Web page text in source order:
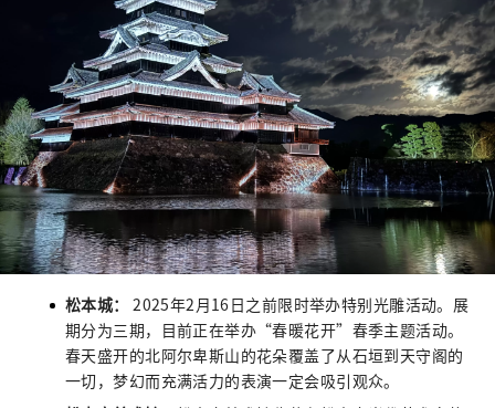
松本城：
2025年2月16日之前限时举办特别光雕活动。展
期分为三期，目前正在举办“春暖花开”春季主题活动。
春天盛开的北阿尔卑斯山的花朵覆盖了从石垣到天守阁的
一切，梦幻而充满活力的表演一定会吸引观众。